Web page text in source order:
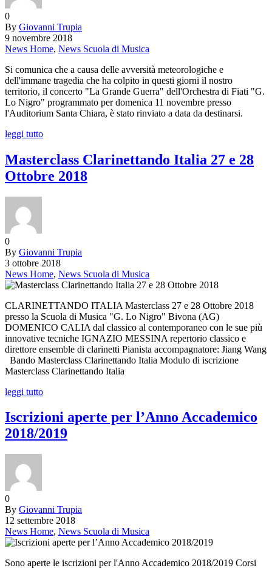
0
By Giovanni Trupia
9 novembre 2018
News Home, News Scuola di Musica
Si comunica che a causa delle avversità meteorologiche e
dell'immane tragedia che ha colpito in questi giorni il nostro
territorio, il concerto "La Grande Guerra" dell'Orchestra di Fiati "G.
Lo Nigro" programmato per domenica 11 novembre presso
l'Auditorium Santa Chiara, è stato rinviato a data da destinarsi.
leggi tutto
Masterclass Clarinettando Italia 27 e 28
Ottobre 2018
0
By Giovanni Trupia
3 ottobre 2018
News Home, News Scuola di Musica
CLARINETTANDO ITALIA Masterclass 27 e 28 Ottobre 2018
presso la Scuola di Musica "G. Lo Nigro" Bivona (AG)
DOMENICO CALIA dal classico al contemporaneo con le sue più
innovative tecniche IGNAZIO MESSINA repertorio classico e
direttore ensemble di clarinetti Pianista accompagnatore: Jiang Wang
Bando Masterclass Clarinettando Italia Modulo di iscrizione
Masterclass Clarinettando Italia
leggi tutto
Iscrizioni aperte per l’Anno Accademico
2018/2019
0
By Giovanni Trupia
12 settembre 2018
News Home, News Scuola di Musica
Sono aperte le iscrizioni per l'Anno Accademico 2018/2019 Corsi